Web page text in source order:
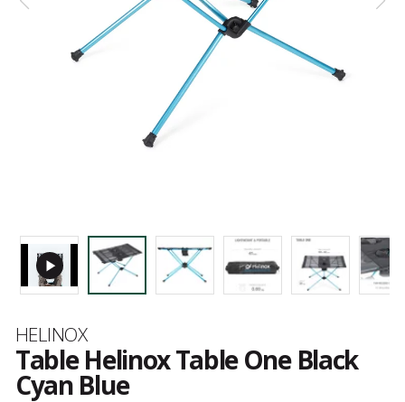
Marque
HELINOX
Table Helinox Table One Black
Cyan Blue